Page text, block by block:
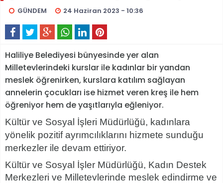
GÜNDEM 24 Haziran 2023 - 10:36
Haliliye Belediyesi bünyesinde yer alan
Milletevlerindeki kurslar ile kadınlar bir yandan
meslek öğrenirken, kurslara katılım sağlayan
annelerin çocukları ise hizmet veren kreş ile hem
öğreniyor hem de yaşıtlarıyla eğleniyor.
Kültür ve Sosyal İşleri Müdürlüğü, kadınlara
yönelik pozitif ayrımcılıklarını hizmete sunduğu
merkezler ile devam ettiriyor.
Kültür ve Sosyal İşler Müdürlüğü, Kadın Destek
Merkezleri ve Milletevlerinde meslek edindirme ve